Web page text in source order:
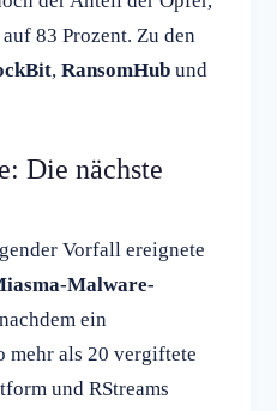
83 Prozent. Zu den
, RansomHub und
Die nächste
Vorfall ereignete
Malware-
ein
als 20 vergiftete
und RStreams